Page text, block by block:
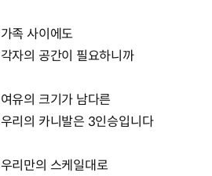
가족 사이에도
각자의 공간이 필요하니까
여유의 크기가 남다른
우리의 카니발은 3인승입니다
우리만의 스케일대로